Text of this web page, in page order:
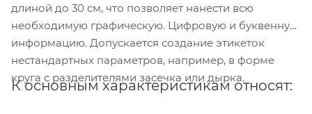
длиной до 30 см, что позволяет нанести всю
необходимую графическую. Цифровую и буквенную
информацию. Допускается создание этикеток
нестандартных параметров, например, в форме
круга с разделителями засечка или дырка.
К основным характеристикам относят: